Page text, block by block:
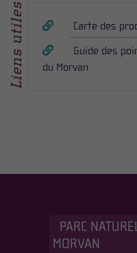
Liens utiles
Carte des
Guide des
du Morvan
PARC
MORVAN